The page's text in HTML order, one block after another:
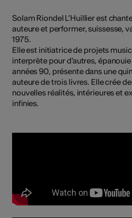
Solam Riondel L’Huillier est
auteure et performer, suissesse,
1975.
Elle est initiatrice de projets
interprète pour d'autres,
années 90, présente dans une
auteure de trois livres. Elle crée
nouvelles réalités, intérieures et
infinies.